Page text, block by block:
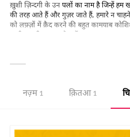
ख़ुशी ज़िन्दगी के उन पलों का नाम है जिन्हें हम
की तरह आते हैं और गुज़र जाते हैं, हमारे न
को लफ़्ज़ों में क़ैद करने की बहुत कामयाब
नज़्म 1 क़ितआ 1